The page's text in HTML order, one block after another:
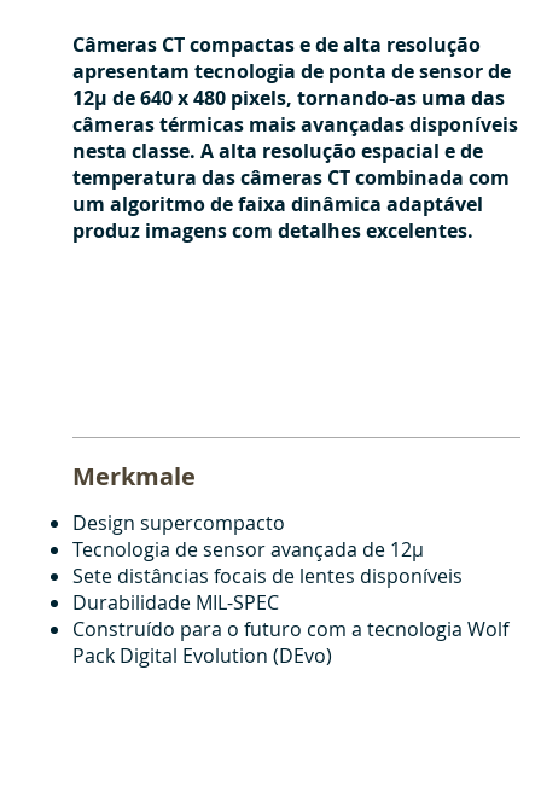
Câmeras CT compactas e de alta resolução
apresentam tecnologia de ponta de sensor de
12μ de 640 x 480 pixels, tornando-as uma das
câmeras térmicas mais avançadas disponíveis
nesta classe. A alta resolução espacial e de
temperatura das câmeras CT combinada com
um algoritmo de faixa dinâmica adaptável
produz imagens com detalhes excelentes.
Merkmale
Design supercompacto
Tecnologia de sensor avançada de 12μ
Sete distâncias focais de lentes disponíveis
Durabilidade MIL-SPEC
Construído para o futuro com a tecnologia Wolf
Pack Digital Evolution (DEvo)